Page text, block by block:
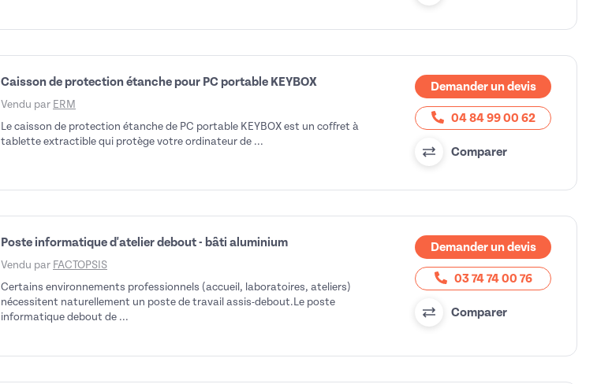
Caisson de protection étanche pour PC portable KEYBOX
Vendu par ERM
Le caisson de protection étanche de PC portable KEYBOX est un coffret à
tablette extractible qui protège votre ordinateur de ...
Demander un devis
04 84 99 00 62
Comparer
Poste informatique d'atelier debout - bâti aluminium
Vendu par FACTOPSIS
Certains environnements professionnels (accueil, laboratoires, ateliers)
nécessitent naturellement un poste de travail assis-debout.Le poste
informatique debout de ...
Demander un devis
03 74 74 00 76
Comparer